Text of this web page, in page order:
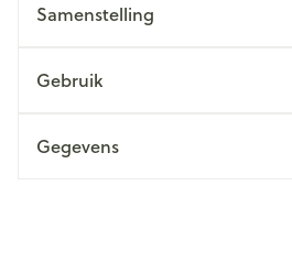
Samenstelling
Gebruik
Gegevens